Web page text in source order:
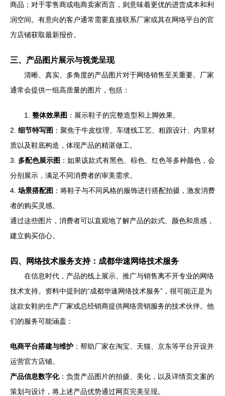
商品；对于零售商或电商卖家而言，则意味着更优的进货成本和利
润空间。有意向的客户通常需要直接联系厂家或其在网络平台的官
方店铺获取最新报价。
三、产品图片展示与视觉呈现
清晰、真实、多角度的产品图片对于网络销售至关重要。厂家
通常会提供一组高质量的图片，包括：
1. 整体效果图 ：展示鞋子的完整造型和上脚效果。
2. 细节特写图 ：聚焦于牛皮纹理、车缝线工艺、粗跟设计、内里材
质以及鞋底构造，体现产品的精湛做工。
3. 多配色展示图 ：如果该款式有黑色、棕色、红色等多种颜色，会
分别展示，满足不同消费者的审美需求。
4.场景搭配图 ：将鞋子与不同风格的服饰进行搭配拍摄，激发消费
者的购买灵感。
通过这些图片，消费者可以直观地了解产品的款式、颜色和质感，
建立购买信心。
四、网络技术服务支持：成都华速网络技术服务
在信息时代，产品的线上展示、推广与销售离不开专业的网络
技术支持。资料中提到的“成都华速网络技术服务”，很可能正是为
这款女鞋的生产厂家或总经销商提供网络营销服务的技术伙伴。他
们的服务可能涵盖：
电商平台搭建与维护 ：帮助厂家在淘宝、天猫、京东等平台开设并
运营官方店铺。
产品信息数字化：负责产品图片的拍摄、美化，以及详情页文案的
策划与设计，将上述产品优势通过网页完美呈现。